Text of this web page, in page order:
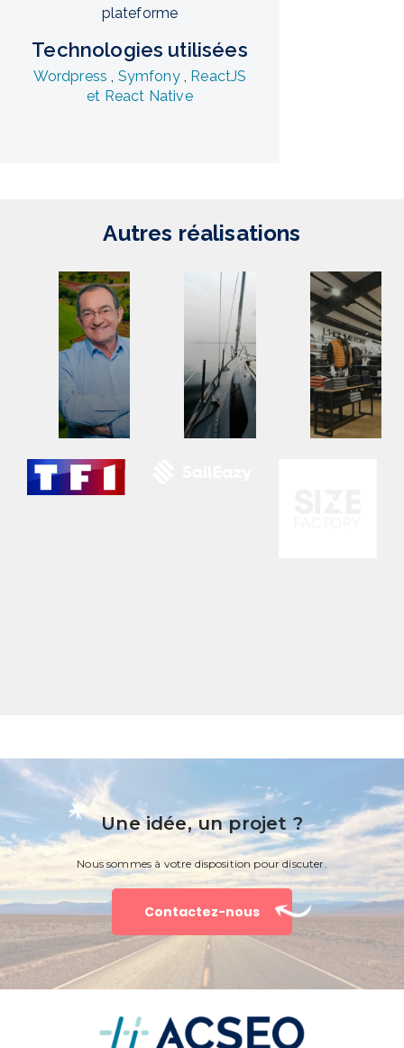
plateforme
Technologies utilisées
Wordpress Symfony
ReactJS
et React Native
Autres réalisations
Une idée, un projet ?
Nous sommes à votre disposition pour discuter.
Contactez-nous